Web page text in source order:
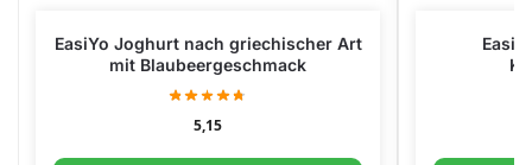
EasiYo Joghurt nach griechischer Art
mit Blaubeergeschmack
5,15